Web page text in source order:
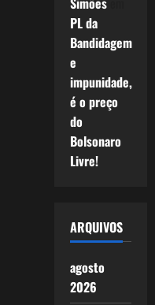
PL da
Bandidagem
e
impunidade,
é o preço
do
Bolsonaro
Livre!
ARQUIVOS
agosto
2026